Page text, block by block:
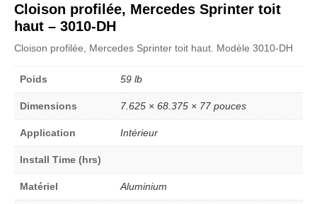
Cloison profilée, Mercedes Sprinter toit
haut – 3010-DH
Cloison profilée, Mercedes Sprinter toit haut. Modèle 3010-DH
Poids 59 lb
Dimensions 7.625 × 68.375 × 77 pouces
Application Intérieur
Install Time (hrs)
Matériel Aluminium